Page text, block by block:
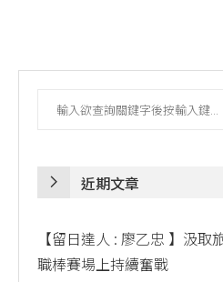
近期文章
【留日達人 : 廖乙忠 】汲
職棒賽場上持續奮戰